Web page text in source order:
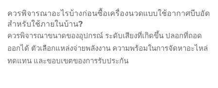
ควรพิจารณาอะไรบ้างก่อนซื้อเครื่องนวดแบบใช้อากาศบีบอัด
สำหรับใช้ภายในบ้าน?
ควรพิจารณาขนาดของอุปกรณ์ ระดับเสียงที่เกิดขึ้น ปลอกที่ถอด
ออกได้ ตัวเลือกแหล่งจ่ายพลังงาน ความพร้อมในการจัดหาอะไหล่
ทดแทน และขอบเขตของการรับประกัน